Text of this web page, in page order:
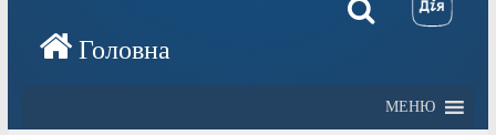
МЕНЮ